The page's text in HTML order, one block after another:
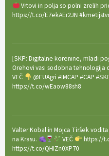
Vrtovi in polja so polni zrelih
https://t.co/E7ekAEr2JN
[SKP: Digitalne korenine, mladi
Orehovi vasi sodobna tehnologija
VEČ
@EUAgri #IMCAP #CAP
https://t.co/wEaow88sh8
Valter Kobal in Mojca Tiršek
na Krasu.
VEČ
https://
https://t.co/QHIZn0XP70